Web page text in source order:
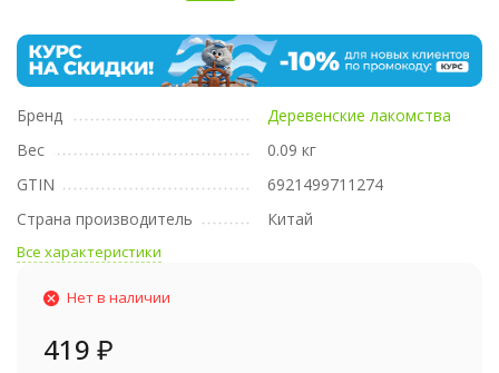
Бренд
Деревенские лакомства
Вес
0.09 кг
GTIN
6921499711274
Страна производитель
Китай
Все характеристики
Нет в наличии
419 ₽